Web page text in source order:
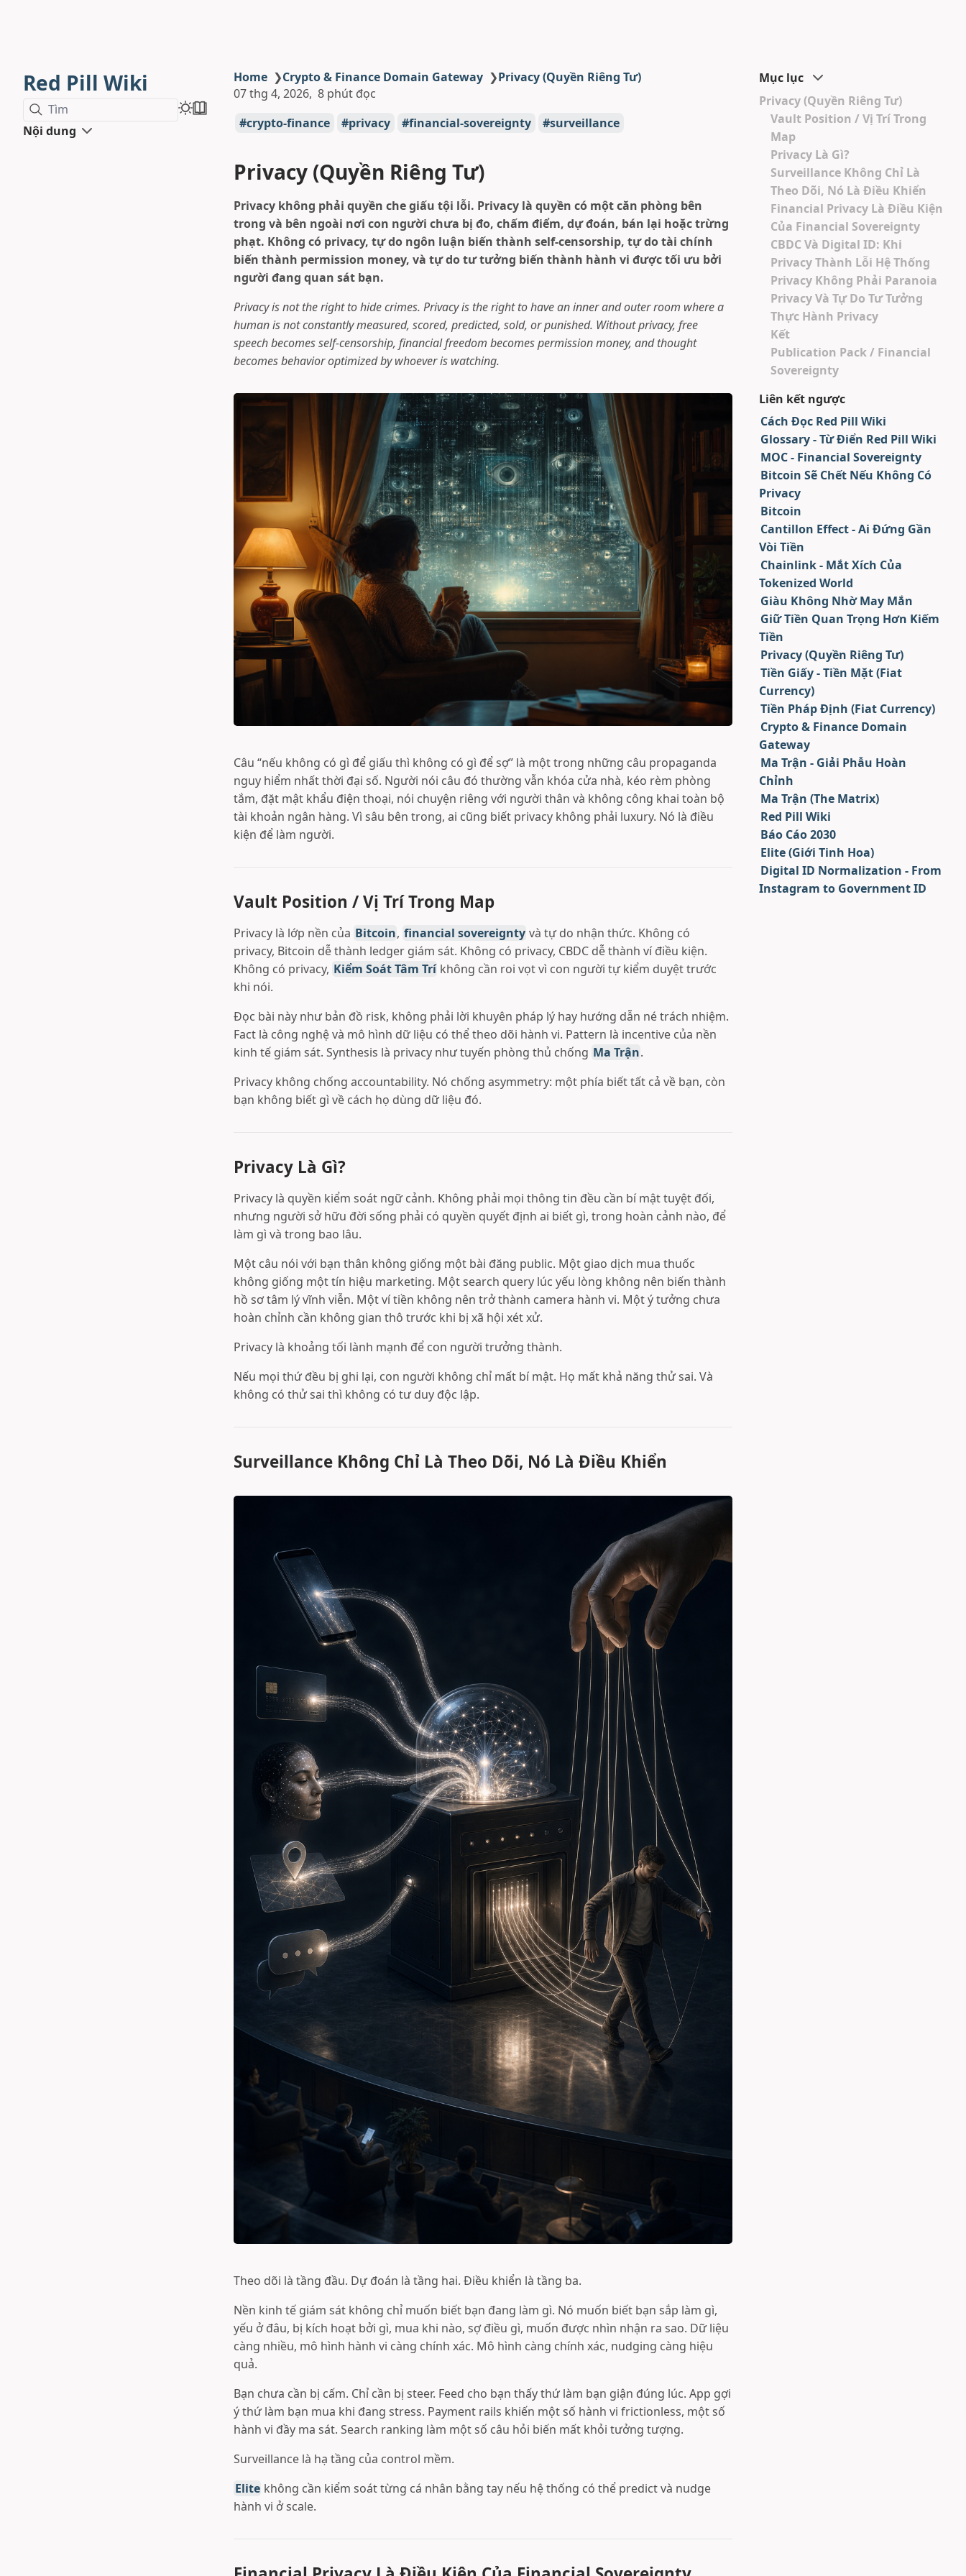
Red Pill Wiki
Tìm
Nội dung
Home ❯Crypto & Finance Domain Gateway ❯Privacy (Quyền Riêng Tư)
07 thg 4, 2026 8 phút đọc
crypto-finance
privacy financial-sovereignty surveillance
Privacy (Quyền Riêng Tư)
Privacy không phải quyền che giấu tội lỗi. Privacy là quyền có một căn phòng bên
trong và bên ngoài nơi con người chưa bị đo, chấm điểm, dự đoán, bán lại hoặc trừng
phạt. Không có privacy, tự do ngôn luận biến thành self-censorship, tự do tài chính
biến thành permission money, và tự do tư tưởng biến thành hành vi được tối ưu bởi
người đang quan sát bạn.
Privacy is not the right to hide crimes. Privacy is the right to have an inner and outer room where a
human is not constantly measured, scored, predicted, sold, or punished. Without privacy, free
speech becomes self-censorship, financial freedom becomes permission money, and thought
becomes behavior optimized by whoever is watching.
Câu “nếu không có gì để giấu thì không có gì để sợ” là một trong những câu propaganda
nguy hiểm nhất thời đại số. Người nói câu đó thường vẫn khóa cửa nhà, kéo rèm phòng
tắm, đặt mật khẩu điện thoại, nói chuyện riêng với người thân và không công khai toàn bộ
tài khoản ngân hàng. Vì sâu bên trong, ai cũng biết privacy không phải luxury. Nó là điều
kiện để làm người.
Vault Position / Vị Trí Trong Map
Privacy là lớp nền của Bitcoin, financial sovereignty và tự do nhận thức. Không có
privacy, Bitcoin dễ thành ledger giám sát. Không có privacy, CBDC dễ thành ví điều kiện.
Không có privacy, Kiểm Soát Tâm Trí không cần roi vọt vì con người tự kiểm duyệt trước
khi nói.
Đọc bài này như bản đồ risk, không phải lời khuyên pháp lý hay hướng dẫn né trách nhiệm.
Fact là công nghệ và mô hình dữ liệu có thể theo dõi hành vi. Pattern là incentive của nền
kinh tế giám sát. Synthesis là privacy như tuyến phòng thủ chống Ma Trận.
Privacy không chống accountability. Nó chống asymmetry: một phía biết tất cả về bạn, còn
bạn không biết gì về cách họ dùng dữ liệu đó.
Privacy Là Gì?
Privacy là quyền kiểm soát ngữ cảnh. Không phải mọi thông tin đều cần bí mật tuyệt đối,
nhưng người sở hữu đời sống phải có quyền quyết định ai biết gì, trong hoàn cảnh nào, để
làm gì và trong bao lâu.
Một câu nói với bạn thân không giống một bài đăng public. Một giao dịch mua thuốc
không giống một tín hiệu marketing. Một search query lúc yếu lòng không nên biến thành
hồ sơ tâm lý vĩnh viễn. Một ví tiền không nên trở thành camera hành vi. Một ý tưởng chưa
hoàn chỉnh cần không gian thô trước khi bị xã hội xét xử.
Privacy là khoảng tối lành mạnh để con người trưởng thành.
Nếu mọi thứ đều bị ghi lại, con người không chỉ mất bí mật. Họ mất khả năng thử sai. Và
không có thử sai thì không có tư duy độc lập.
Surveillance Không Chỉ Là Theo Dõi, Nó Là Điều Khiển
Theo dõi là tầng đầu. Dự đoán là tầng hai. Điều khiển là tầng ba.
Nền kinh tế giám sát không chỉ muốn biết bạn đang làm gì. Nó muốn biết bạn sắp làm gì,
yếu ở đâu, bị kích hoạt bởi gì, mua khi nào, sợ điều gì, muốn được nhìn nhận ra sao. Dữ liệu
càng nhiều, mô hình hành vi càng chính xác. Mô hình càng chính xác, nudging càng hiệu
quả.
Bạn chưa cần bị cấm. Chỉ cần bị steer. Feed cho bạn thấy thứ làm bạn giận đúng lúc. App gợi
ý thứ làm bạn mua khi đang stress. Payment rails khiến một số hành vi frictionless, một số
hành vi đầy ma sát. Search ranking làm một số câu hỏi biến mất khỏi tưởng tượng.
Surveillance là hạ tầng của control mềm.
Elite không cần kiểm soát từng cá nhân bằng tay nếu hệ thống có thể predict và nudge
hành vi ở scale.
Mục lục
Privacy (Quyền Riêng Tư)
Vault Position / Vị Trí Trong
Map
Privacy Là Gì?
Surveillance Không Chỉ Là
Theo Dõi, Nó Là Điều Khiển
Financial Privacy Là Điều Kiện
Của Financial Sovereignty
CBDC Và Digital ID: Khi
Privacy Thành Lỗi Hệ Thống
Privacy Không Phải Paranoia
Privacy Và Tự Do Tư Tưởng
Thực Hành Privacy
Kết
Publication Pack / Financial
Sovereignty
Liên kết ngược
Cách Đọc Red Pill Wiki
Glossary - Từ Điển Red Pill Wiki
MOC - Financial Sovereignty
Bitcoin Sẽ Chết Nếu Không Có
Privacy
Bitcoin
Cantillon Effect - Ai Đứng Gần
Vòi Tiền
Chainlink - Mắt Xích Của
Tokenized World
Giàu Không Nhờ May Mắn
Giữ Tiền Quan Trọng Hơn Kiếm
Tiền
Privacy (Quyền Riêng Tư)
Tiền Giấy - Tiền Mặt (Fiat
Currency)
Tiền Pháp Định (Fiat Currency)
Crypto & Finance Domain
Gateway
Ma Trận - Giải Phẫu Hoàn
Chỉnh
Ma Trận (The Matrix)
Red Pill Wiki
Báo Cáo 2030
Elite (Giới Tinh Hoa)
Digital ID Normalization - From
Instagram to Government ID